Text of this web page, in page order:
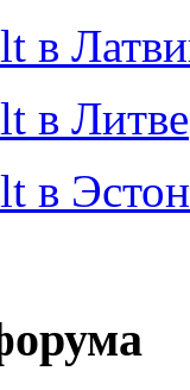
в
в Литве
в